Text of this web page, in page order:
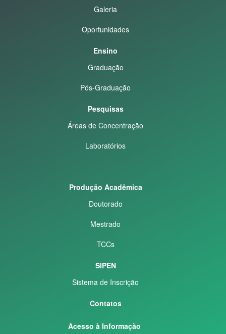
Galeria
Oportunidades
Ensino
Graduação
Pós-Graduação
Pesquisas
Áreas de Concentração
Laboratórios
Produção Acadêmica
Doutorado
Mestrado
TCCs
SIPEN
Sistema de Inscrição
Contatos
Acesso à Informação